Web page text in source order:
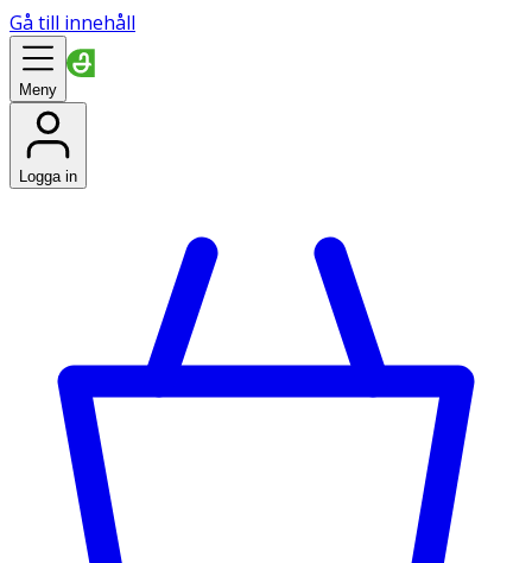
Gå till innehåll
Meny
Logga in